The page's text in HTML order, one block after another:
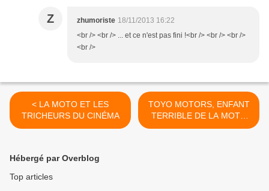
Z zhumoriste 18/11/2013 16:22
<br /> <br /> ... et ce n'est pas fini !<br /> <br /> <br />
<br />
< LA MOTO ET LES
TRICHEURS DU CINÉMA
TOYO MOTORS, ENFANT
TERRIBLE DE LA MOTO
JAPONAISE >
Hébergé par Overblog
Top articles